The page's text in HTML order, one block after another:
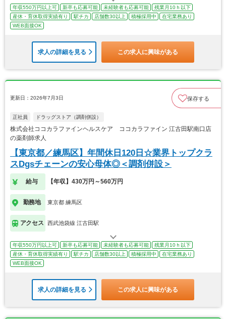
年収550万円以上可 新卒も応募可能 未経験者も応募可能
残業月10ｈ以下
産休・育休取得実績有り
駅チカ 店舗数30以上 積極採用中
在宅業務あり
WEB面接OK
求人の詳細を見る この求人に興味がある
更新日：2026年7月3日 保存する
正社員 ドラッグストア（調剤併設）
株式会社ココカラファインヘルスケア ココカラファイン 江古田駅南口店
の薬剤師求人
【東京都／練馬区】年間休日120日☆業界トップクラ
スDgsチェーンの安心母体◎＜調剤併設＞
給与 【年収】430万円～560万円
勤務地 東京都 練馬区
アクセス 西武池袋線 江古田駅
年収550万円以上可 新卒も応募可能 未経験者も応募可能
残業月10ｈ以下
産休・育休取得実績有り
駅チカ 店舗数30以上 積極採用中
在宅業務あり
WEB面接OK
求人の詳細を見る この求人に興味がある